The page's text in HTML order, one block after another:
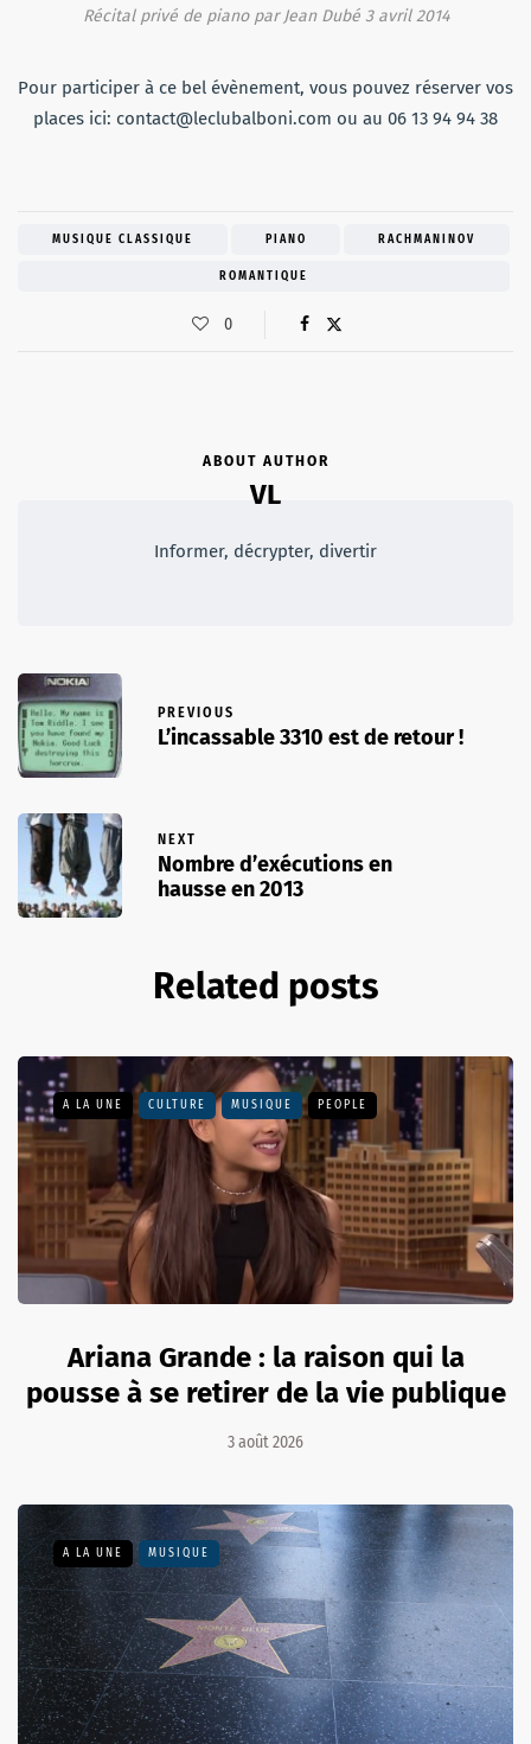
Récital privé de piano par Jean Dubé 3 avril 2014
Pour participer à ce bel évènement, vous pouvez réserver vos
places ici: contact@leclubalboni.com ou au 06 13 94 94 38
MUSIQUE CLASSIQUE PIANO RACHMANINOV
ROMANTIQUE
0
ABOUT AUTHOR
VL
Informer, décrypter, divertir
PREVIOUS
L’incassable 3310 est de retour !
NEXT
Nombre d’exécutions en
hausse en 2013
Related posts
A LA UNE CULTURE MUSIQUE PEOPLE
Ariana Grande : la raison qui la
pousse à se retirer de la vie publique
3 août 2026
A LA UNE MUSIQUE